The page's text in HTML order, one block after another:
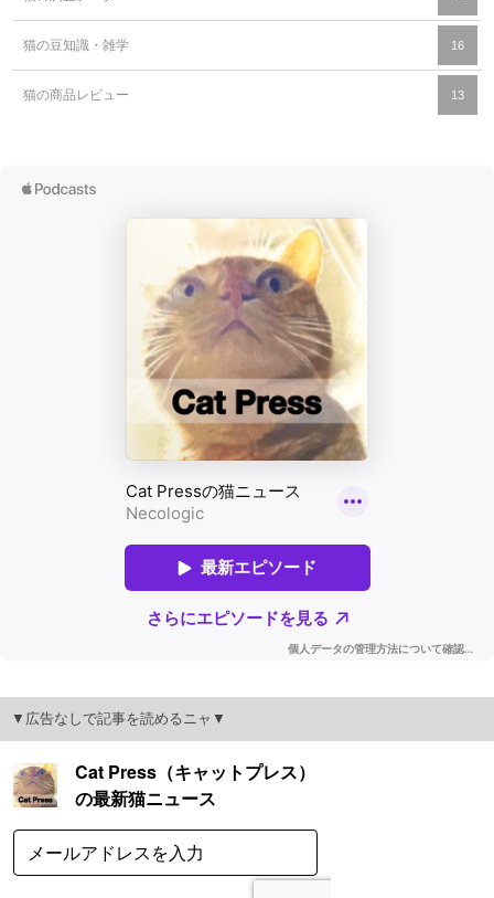
猫の豆知識・雑学 16
猫の商品レビュー 13
▼広告なしで記事を読めるニャ▼